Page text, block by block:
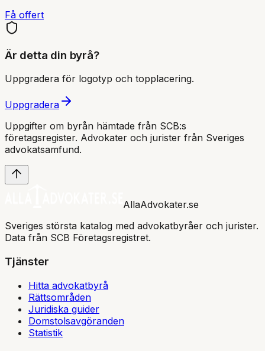
Få offert
Är detta din byrå?
Uppgradera för logotyp och topplacering.
Uppgradera
Uppgifter om byrån hämtade från SCB:s
företagsregister. Advokater och jurister från Sveriges
advokatsamfund.
AllaAdvokater.se
Sveriges största katalog med advokatbyråer och jurister.
Data från SCB Företagsregistret.
Tjänster
Hitta advokatbyrå
Rättsområden
Juridiska guider
Domstolsavgöranden
Statistik